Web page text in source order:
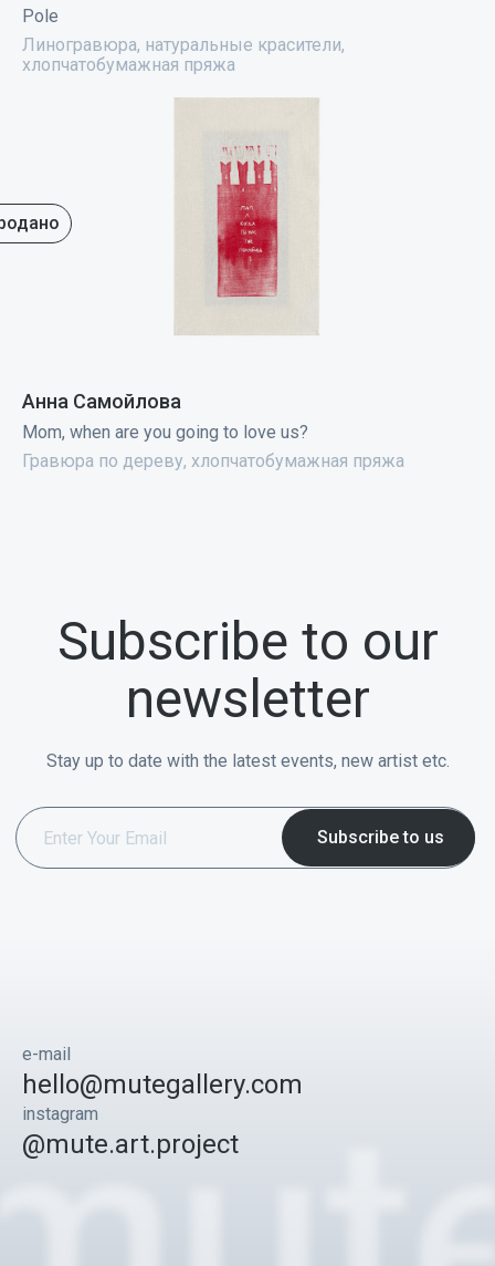
Pole
Линогравюра, натуральные красители,
хлопчатобумажная пряжа
Анна Самойлова
Mom, when are you going to love us?
Гравюра по дереву, хлопчатобумажная пряжа
Subscribe to our
newsletter
Stay up to date with the latest events, new artist etc.
e-mail
hello@mutegallery.com
instagram
@mute.art.project